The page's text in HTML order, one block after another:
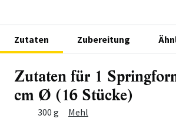
Zutaten Zubereitung
Zutaten für 1
cm Ø (16 Stücke)
MengeZutat
300 g
Mehl